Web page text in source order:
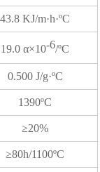
43.8 KJ/m·h·ºC
19.0 α×10-6/ºC
0.500 J/g·ºC
1390ºC
≥20%
≥80h/1100ºC